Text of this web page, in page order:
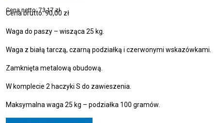
Cena netto:73,17zł
Cena brutto:90,00 zł
Waga do paszy – wisząca 25 kg.
Waga z białą tarczą, czarną podziałką i czerwonymi wskazówkami.
Zamknięta metalową obudową.
W komplecie 2 haczyki S do zawieszenia.
Maksymalna waga 25 kg – podziałka 100 gramów.